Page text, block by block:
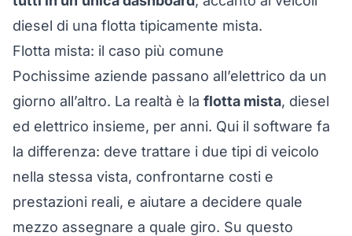
diesel di una flotta tipicamente mista.
Flotta mista: il caso più comune
Pochissime aziende passano all’elettrico da un
giorno all’altro. La realtà è la flotta mista, diesel
ed elettrico insieme, per anni. Qui il software fa
la differenza: deve trattare i due tipi di veicolo
nella stessa vista, confrontarne costi e
prestazioni reali, e aiutare a decidere quale
mezzo assegnare a quale giro. Su questo